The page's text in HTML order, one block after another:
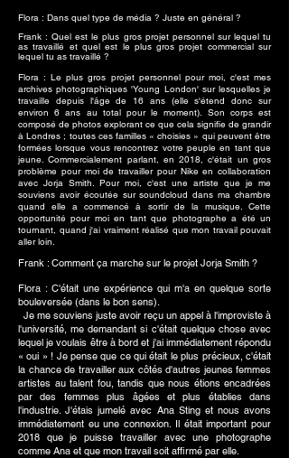
Flora : Dans quel type de média ? Juste en général ?
Frank : Quel est le plus gros projet personnel sur lequel tu
as travaillé et quel est le plus gros projet commercial sur
lequel tu as travaillé ?
Flora : Le plus gros projet personnel pour moi, c'est mes
archives photographiques 'Young London' sur lesquelles je
travaille depuis l'âge de 16 ans (elle s'étend donc sur
environ 6 ans au total pour le moment). Son corps est
composé de photos explorant ce que cela signifie de grandir
à Londres ; toutes ces familles « choisies » qui peuvent être
formées lorsque vous rencontrez votre peuple en tant que
jeune. Commercialement parlant, en 2018, c'était un gros
problème pour moi de travailler pour Nike en collaboration
avec Jorja Smith. Pour moi, c'est une artiste que je me
souviens avoir écoutée sur soundcloud dans ma chambre
quand elle a commencé à sortir de la musique. Cette
opportunité pour moi en tant que photographe a été un
tournant, quand j'ai vraiment réalisé que mon travail pouvait
aller loin.
Frank : Comment ça marche sur le projet Jorja Smith ?
Flora : C'était une expérience qui m'a en quelque sorte
bouleversée (dans le bon sens).
Je me souviens juste avoir reçu un appel à l'improviste à
l'université, me demandant si c'était quelque chose avec
lequel je voulais être à bord et j'ai immédiatement répondu
« oui » ! Je pense que ce qui était le plus précieux, c'était
la chance de travailler aux côtés d'autres jeunes femmes
artistes au talent fou, tandis que nous étions encadrées
par des femmes plus âgées et plus établies dans
l'industrie. J'étais jumelé avec Ana Sting et nous avons
immédiatement eu une connexion. Il était important pour
2018 que je puisse travailler avec une photographe
comme Ana et que mon travail soit affirmé par elle.